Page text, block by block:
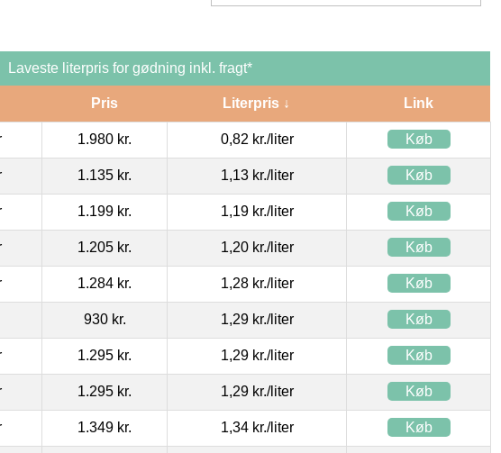
Laveste literpris for gødning inkl. fragt*
Pris Literpris ↓ Link
1.980 kr. 0,82 kr./liter Køb
1.135 kr. 1,13 kr./liter Køb
1.199 kr. 1,19 kr./liter Køb
1.205 kr. 1,20 kr./liter Køb
1.284 kr. 1,28 kr./liter Køb
930 kr. 1,29 kr./liter Køb
1.295 kr. 1,29 kr./liter Køb
1.295 kr. 1,29 kr./liter Køb
1.349 kr. 1,34 kr./liter Køb